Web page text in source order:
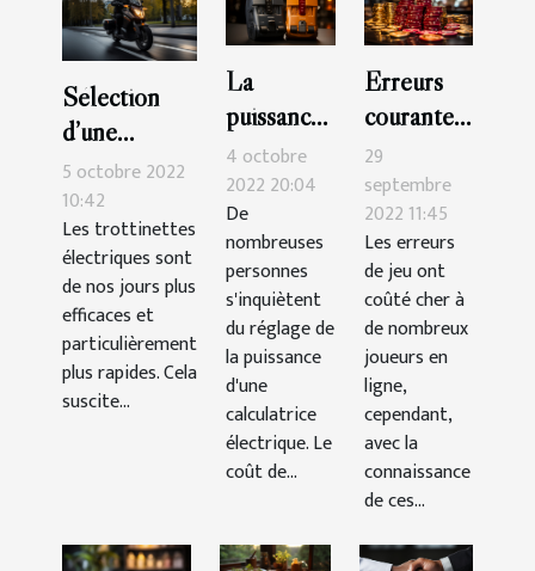
Sélection
d’une
trottinette
électrique :
voici 3
critères
5 octobre 2022
10:42
Les trottinettes
électriques sont
de nos jours plus
efficaces et
particulièrement
plus rapides. Cela
suscite...
La
puissance
de
compteur
: quel est
le
meilleur
choix ?
4 octobre
2022 20:04
De
nombreuses
personnes
s'inquiètent
du réglage de
la puissance
d'une
calculatrice
électrique. Le
coût de...
Erreurs
courantes
que vous
devriez
éviter au
casino
29
septembre
2022 11:45
Les erreurs
de jeu ont
coûté cher à
de nombreux
joueurs en
ligne,
cependant,
avec la
connaissance
de ces...